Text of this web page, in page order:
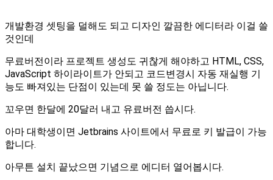
개발환경 셋팅을 덜해도 되고 디자인 깔끔한 에디터라 이걸 쓸
것인데
무료버전이라 프로젝트 생성도 귀찮게 해야하고 HTML, CSS,
JavaScript 하이라이트가 안되고 코드변경시 자동 재실행 기
능도 빠져있는 단점이 있는데 못 쓸 정도는 아닙니다.
꼬우면 한달에 20달러 내고 유료버전 씁시다.
아마 대학생이면 Jetbrains 사이트에서 무료로 키 발급이 가능
합니다.
아무튼 설치 끝났으면 기념으로 에디터 열어봅시다.